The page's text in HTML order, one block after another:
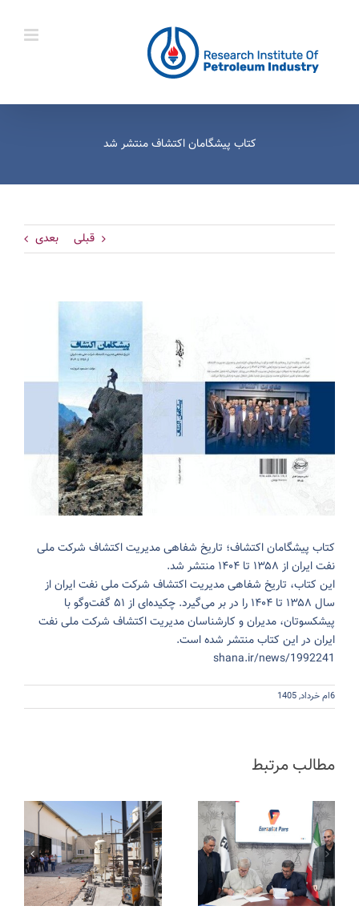
قبلی بعدی
کتاب پیشگامان اکتشاف؛ تاریخ شفاهی مدیریت اکتشاف شرکت ملی
نفت ایران از ۱۳۵۸ تا ۱۴۰۴ منتشر شد.
این کتاب، تاریخ شفاهی مدیریت اکتشاف شرکت ملی نفت ایران از
سال ۱۳۵۸ تا ۱۴۰۴ را در بر می‌گیرد. چکیده‌ای از ۵۱ گفت‌وگو با
پیشکسوتان، مدیران و کارشناسان مدیریت اکتشاف شرکت ملی نفت
ایران در این کتاب منتشر شده است.
shana.ir/news/1992241
6ام خرداد, 1405
مطالب مرتبط